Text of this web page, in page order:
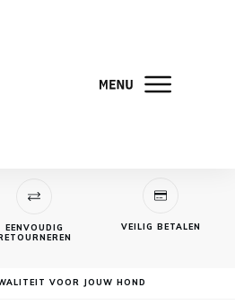
EENVOUDIG
VEILIG BETALEN
VOOR JOUW HOND